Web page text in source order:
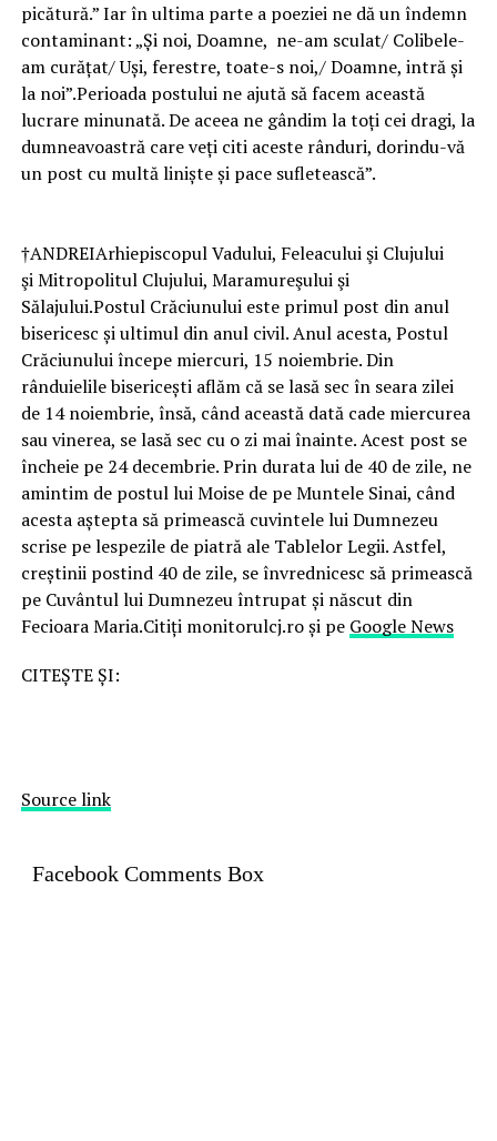
picătură.” Iar în ultima parte a poeziei ne dă un îndemn
contaminant: „Și noi, Doamne, ne-am sculat/ Colibele-
am curățat/ Uși, ferestre, toate-s noi,/ Doamne, intră și
la noi”.Perioada postului ne ajută să facem această
lucrare minunată. De aceea ne gândim la toți cei dragi, la
dumneavoastră care veți citi aceste rânduri, dorindu-vă
un post cu multă liniște și pace sufletească”.
†ANDREIArhiepiscopul Vadului, Feleacului şi Clujului
şi Mitropolitul Clujului, Maramureşului şi
Sălajului.Postul Crăciunului este primul post din anul
bisericesc și ultimul din anul civil. Anul acesta, Postul
Crăciunului începe miercuri, 15 noiembrie. Din
rânduielile bisericești aflăm că se lasă sec în seara zilei
de 14 noiembrie, însă, când această dată cade miercurea
sau vinerea, se lasă sec cu o zi mai înainte. Acest post se
încheie pe 24 decembrie. Prin durata lui de 40 de zile, ne
amintim de postul lui Moise de pe Muntele Sinai, când
acesta aștepta să primească cuvintele lui Dumnezeu
scrise pe lespezile de piatră ale Tablelor Legii. Astfel,
creștinii postind 40 de zile, se învrednicesc să primească
pe Cuvântul lui Dumnezeu întrupat și născut din
Fecioara Maria.Citiți monitorulcj.ro și pe Google News
CITEȘTE ȘI:
Source link
Facebook Comments Box